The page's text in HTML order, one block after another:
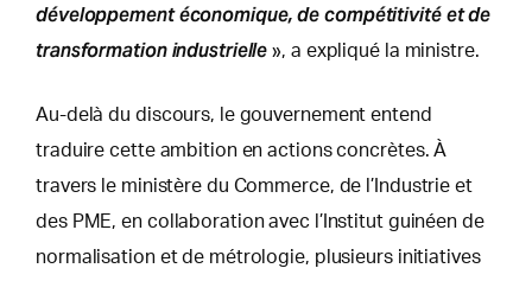
développement économique, de compétitivité et de
transformation industrielle », a expliqué la ministre.
Au-delà du discours, le gouvernement entend
traduire cette ambition en actions concrètes. À
travers le ministère du Commerce, de l’Industrie et
des PME, en collaboration avec l’Institut guinéen de
normalisation et de métrologie, plusieurs initiatives